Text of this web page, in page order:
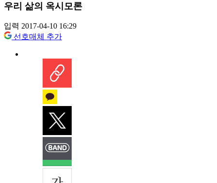
우리 삶의 옥시모론
입력 2017-04-10 16:29
선호매체 추가